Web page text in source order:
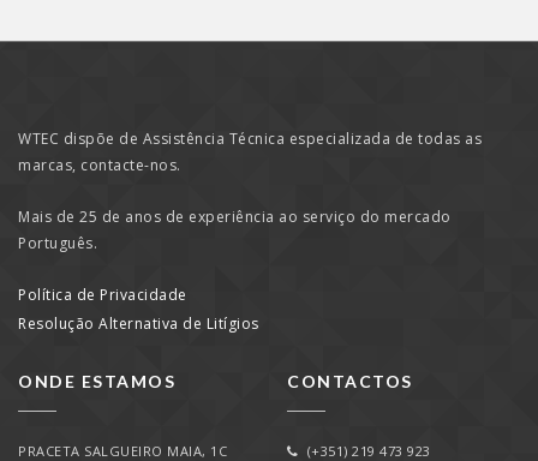
WTEC dispõe de Assistência Técnica especializada de todas as
marcas, contacte-nos.
Mais de 25 de anos de experiência ao serviço do mercado
Português.
Política de Privacidade
Resolução Alternativa de Litígios
ONDE ESTAMOS
PRACETA SALGUEIRO MAIA, 1C
CONTACTOS
(+351) 219 473 923